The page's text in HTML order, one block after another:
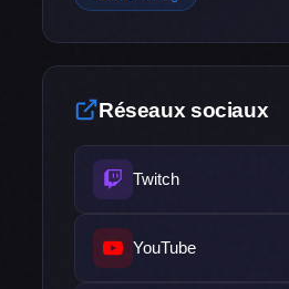
Réseaux sociaux
Twitch
YouTube